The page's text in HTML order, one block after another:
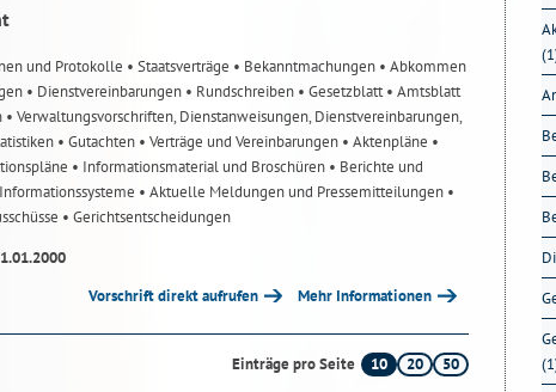
und Protokolle • Staatsverträge • Bekanntmachungen • Abkommen
• Dienstvereinbarungen • Rundschreiben • Gesetzblatt• Amtsblatt
• Verwaltungsvorschriften, Dienstanweisungen, Dienstvereinbarungen,
• Gutachten • Verträge und Vereinbarungen • Aktenpläne •
• Informationsmaterial und Broschüren • Berichte und
• Aktuelle Meldungen und Pressemitteilungen •
• Gerichtsentscheidungen
Vorschrift direkt aufrufen Mehr Informationen
Einträge pro Seite 10 20 50